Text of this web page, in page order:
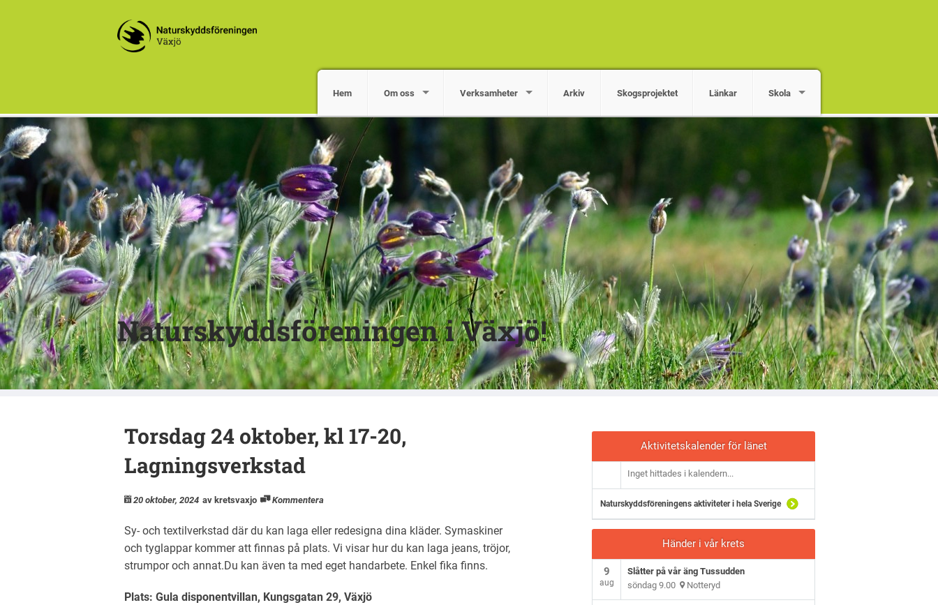
Hem Om oss Verksamheter Arkiv Skogsprojektet Länkar Skola
Naturskyddsföreningen i Växjö!
Torsdag 24 oktober, kl 17-20,
Lagningsverkstad
20 oktober, 2024 av kretsvaxjo Kommentera
Sy- och textilverkstad där du kan laga eller redesigna dina kläder. Symaskiner
och tyglappar kommer att finnas på plats. Vi visar hur du kan laga jeans, tröjor,
strumpor och annat.Du kan även ta med eget handarbete. Enkel fika finns.
Plats: Gula disponentvillan, Kungsgatan 29, Växjö
Aktivitetskalender för länet
Inget hittades i kalendern...
Naturskyddsföreningens aktiviteter i hela Sverige
Händer i vår krets
9
aug
Slåtter på vår äng Tussudden
söndag 9.00 Notteryd